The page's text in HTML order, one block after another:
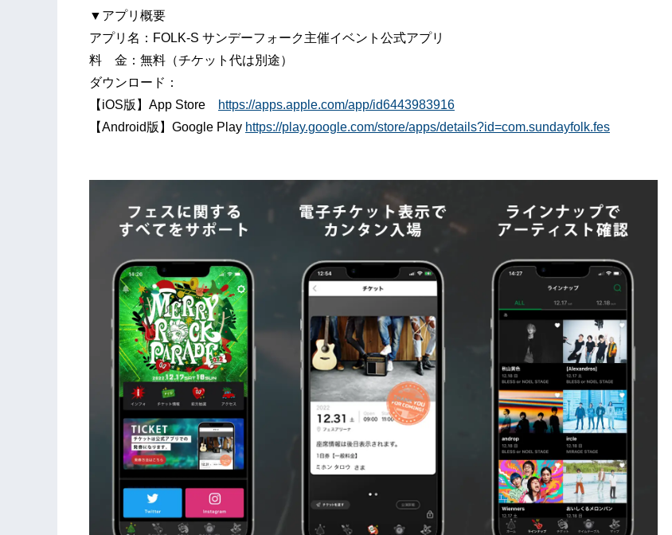
▼アプリ概要
アプリ名：FOLK-S サンデーフォーク主催イベント公式アプリ
料 金：無料（チケット代は別途）
ダウンロード：
【iOS版】App Store
https://apps.apple.com/app/id6443983916
【Android版】Google Play https://play.google.com/store/apps/details?id=com.sundayfolk.fes